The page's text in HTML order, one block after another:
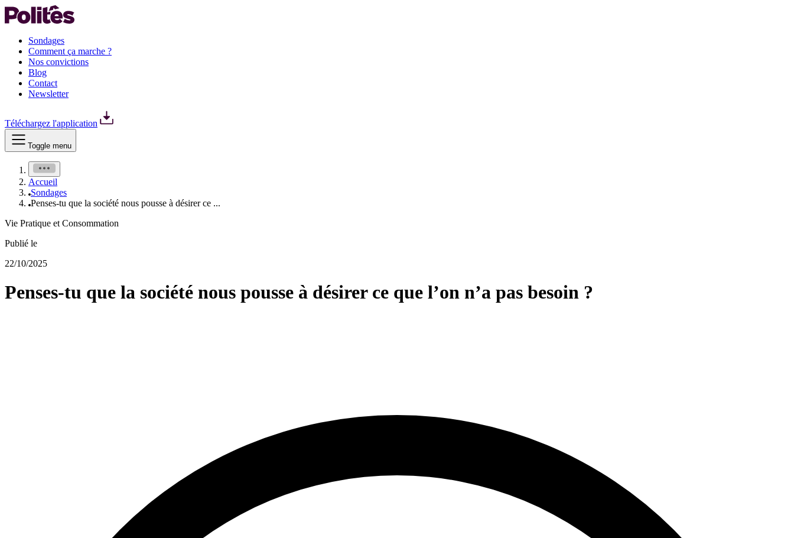
Sondages
Comment ça marche ?
Nos convictions
Blog
Contact
Newsletter
Téléchargez l'application
Toggle menu
Accueil
Sondages
Penses‑tu que la société nous pousse à désirer ce ...
Vie Pratique et Consommation
Publié le
22/10/2025
Penses‑tu que la société nous pousse à désirer ce que l’on n’a pas besoin ?